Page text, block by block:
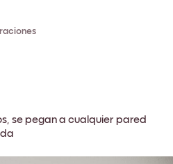
se pegan a cualquier pared